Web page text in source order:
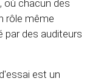
où chacun des
rôle même
par des auditeurs
est un